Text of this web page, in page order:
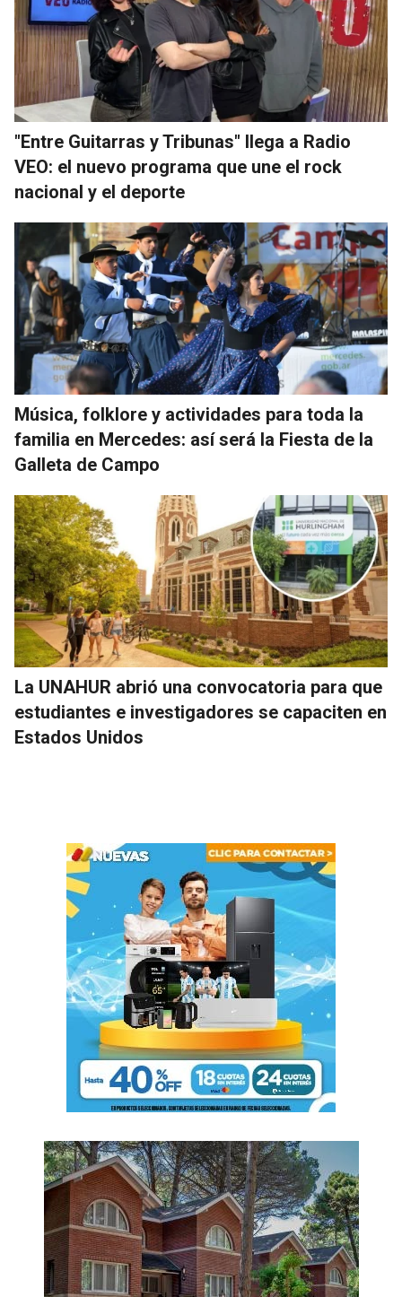
"Entre Guitarras y Tribunas" llega a Radio
VEO: el nuevo programa que une el rock
nacional y el deporte
Música, folklore y actividades para toda la
familia en Mercedes: así será la Fiesta de la
Galleta de Campo
La UNAHUR abrió una convocatoria para que
estudiantes e investigadores se capaciten en
Estados Unidos